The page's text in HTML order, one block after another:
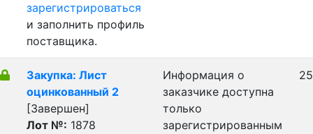
зарегистрироваться
и заполнить профиль
поставщика.
Закупка: Лист
оцинкованный 2
[Завершен]
Лот №: 1878
Информация о
заказчике доступна
только
зарегистрированным